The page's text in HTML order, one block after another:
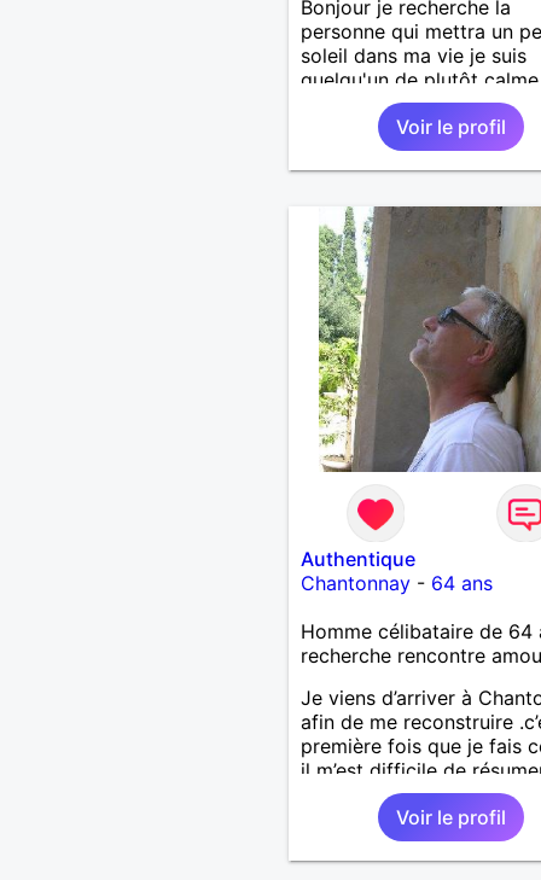
Bonjour je recherche la
personne qui mettra un
soleil dans ma vie je suis
quelqu'un de plutôt
aime les choses simples
prise de tête, simplement
partager de belles choses
une personne qui me
Voir le profil
Authentique
Chantonnay- 64 ans
Homme célibataire de 64
recherche rencontre
Je viens d’arriver à
afin de me reconstruire
première fois que je fais
il m’est difficile de
une vie.je suis à la retraite
aujourd’hui c’est mon
anniversaire !J’aimerais
rencontrer quelqu’un qui
Voir le profil